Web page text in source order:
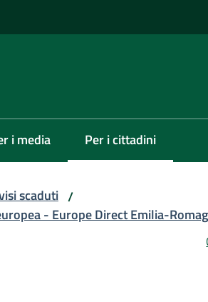
i media Per i cittadini
Menu selezionato
scaduti /
- Europe Direct Emilia-